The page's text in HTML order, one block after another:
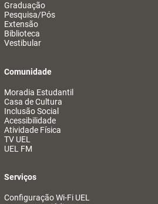
Graduação
Pesquisa/Pós
Extensão
Biblioteca
Vestibular
Comunidade
Moradia Estudantil
Casa de Cultura
Inclusão Social
Acessibilidade
Atividade Física
TV UEL
UEL FM
Serviços
Configuração Wi-Fi UEL